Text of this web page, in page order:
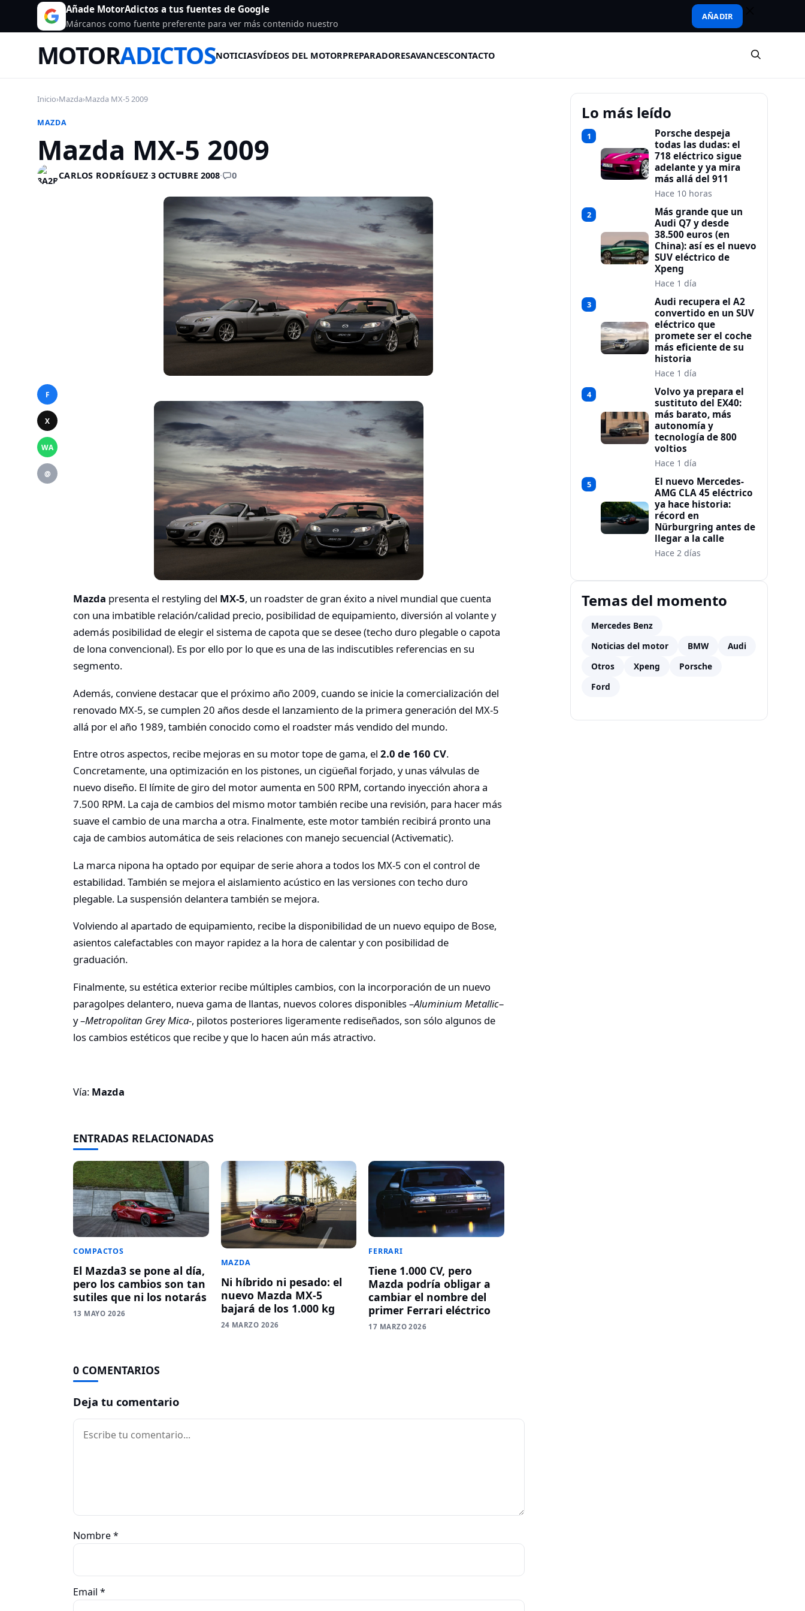
Añade MotorAdictos a tus fuentes de Google
Márcanos como fuente preferente para ver más contenido nuestro
AÑADIR
MOTORADICTOSNOTICIASVÍDEOS DEL MOTORPREPARADORESAVANCESCONTACTO
Inicio›Mazda›Mazda MX-5 2009
MAZDA
Mazda MX-5 2009
CARLOS RODRÍGUEZ·3 OCTUBRE 2008· 0
F
X
WA
@
Mazda presenta el restyling del MX-5, un roadster de gran éxito a nivel mundial que cuenta
con una imbatible relación/calidad precio, posibilidad de equipamiento, diversión al volante y
además posibilidad de elegir el sistema de capota que se desee (techo duro plegable o capota
de lona convencional). Es por ello por lo que es una de las indiscutibles referencias en su
segmento.
Además, conviene destacar que el próximo año 2009, cuando se inicie la comercialización del
renovado MX-5, se cumplen 20 años desde el lanzamiento de la primera generación del MX-5
allá por el año 1989, también conocido como el roadster más vendido del mundo.
Entre otros aspectos, recibe mejoras en su motor tope de gama, el 2.0 de 160 CV.
Concretamente, una optimización en los pistones, un cigüeñal forjado, y unas válvulas de
nuevo diseño. El límite de giro del motor aumenta en 500 RPM, cortando inyección ahora a
7.500 RPM. La caja de cambios del mismo motor también recibe una revisión, para hacer más
suave el cambio de una marcha a otra. Finalmente, este motor también recibirá pronto una
caja de cambios automática de seis relaciones con manejo secuencial (Activematic).
La marca nipona ha optado por equipar de serie ahora a todos los MX-5 con el control de
estabilidad. También se mejora el aislamiento acústico en las versiones con techo duro
plegable. La suspensión delantera también se mejora.
Volviendo al apartado de equipamiento, recibe la disponibilidad de un nuevo equipo de Bose,
asientos calefactables con mayor rapidez a la hora de calentar y con posibilidad de
graduación.
Finalmente, su estética exterior recibe múltiples cambios, con la incorporación de un nuevo
paragolpes delantero, nueva gama de llantas, nuevos colores disponibles –Aluminium Metallic–
y –Metropolitan Grey Mica-, pilotos posteriores ligeramente rediseñados, son sólo algunos de
los cambios estéticos que recibe y que lo hacen aún más atractivo.
Vía: Mazda
ENTRADAS RELACIONADAS
COMPACTOS
El Mazda3 se pone al día,
pero los cambios son tan
sutiles que ni los notarás
13 MAYO 2026
MAZDA
Ni híbrido ni pesado: el
nuevo Mazda MX-5
bajará de los 1.000 kg
24 MARZO 2026
FERRARI
Tiene 1.000 CV, pero
Mazda podría obligar a
cambiar el nombre del
primer Ferrari eléctrico
17 MARZO 2026
0 COMENTARIOS
Deja tu comentario
Comentario
Nombre*
Email *
Lo más leído
1
Porsche despeja
todas las dudas: el
718 eléctrico sigue
adelante y ya mira
más allá del 911
Hace 10 horas
2
Más grande que un
Audi Q7 y desde
38.500 euros (en
China): así es el nuevo
SUV eléctrico de
Xpeng
Hace 1 día
3
Audi recupera el A2
convertido en un SUV
eléctrico que
promete ser el coche
más eficiente de su
historia
Hace 1 día
4
Volvo ya prepara el
sustituto del EX40:
más barato, más
autonomía y
tecnología de 800
voltios
Hace 1 día
5
El nuevo Mercedes-
AMG CLA 45 eléctrico
ya hace historia:
récord en
Nürburgring antes de
llegar a la calle
Hace 2 días
Temas del momento
Mercedes Benz
Noticias del motor
BMW
Audi
Otros
Xpeng
Porsche
Ford